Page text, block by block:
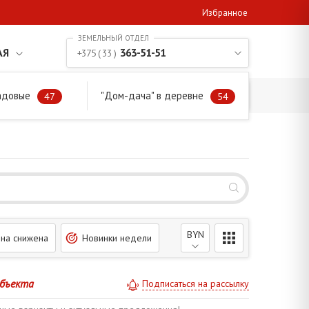
Избранное
47 "Дом-дача" в деревне 54
+375 ( 33 ) 363-51-51
снижена Новинки недели BYN
Подписаться на рассылку